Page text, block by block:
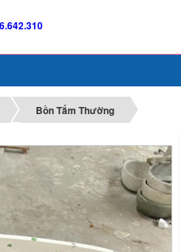
Bồn Tắm Thường